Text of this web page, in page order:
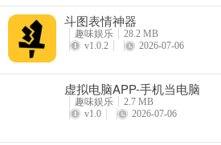
斗图表情神器
趣味娱乐
28.2 MB
v1.0.2
2026-07-06
虚拟电脑APP-手机当电脑
趣味娱乐
2.7 MB
v1.0
2026-07-06